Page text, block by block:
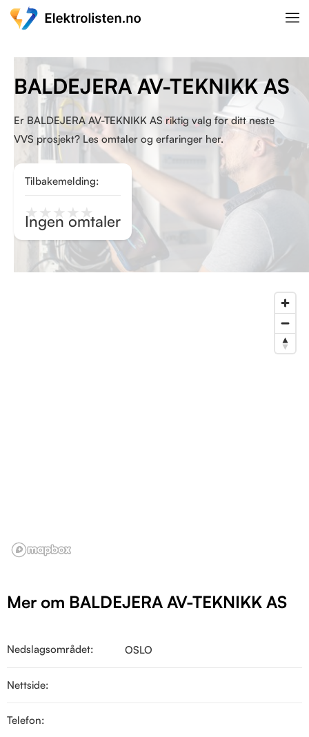
Tilbakemelding:
★ ★ ★ ★ ★
Ingen omtaler
Er BALDEJERA AV-TEKNIKK AS riktig valg for ditt neste
VVS prosjekt? Les omtaler og erfaringer her.
BALDEJERA AV-TEKNIKK AS
Mer om BALDEJERA AV-TEKNIKK AS
Nedslagsområdet: OSLO
Nettside:
Telefon: